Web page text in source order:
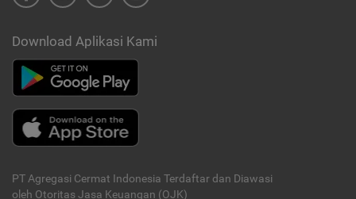
Download Aplikasi Kami
PT Agregasi Cermat Indonesia Terdaftar dan Diawasi
oleh Otoritas Jasa Keuangan (OJK)